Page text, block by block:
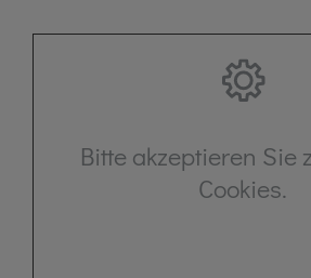
Bitte akzeptieren Sie
Cookies.